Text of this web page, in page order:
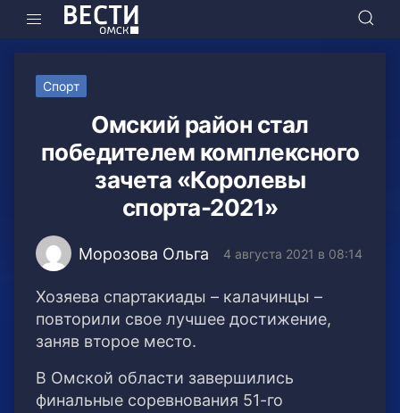
Спорт
Омский район стал
победителем комплексного
зачета «Королевы
спорта-2021»
Морозова Ольга 4 августа 2021 в 08:14
Хозяева спартакиады – калачинцы –
повторили свое лучшее достижение,
заняв второе место.
В Омской области завершились
финальные соревнования 51-го